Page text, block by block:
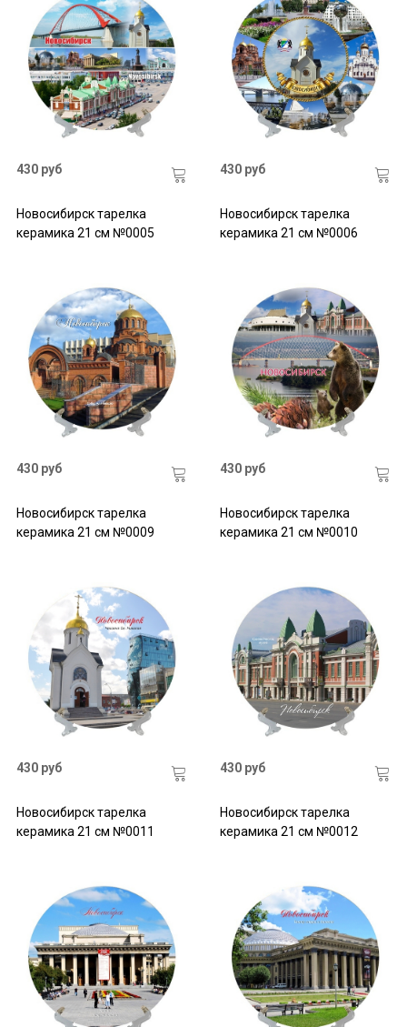
430 руб
Новосибирск тарелка
керамика 21 см №0005
430 руб
Новосибирск тарелка
керамика 21 см №0006
430 руб
Новосибирск тарелка
керамика 21 см №0009
430 руб
Новосибирск тарелка
керамика 21 см №0010
430 руб
Новосибирск тарелка
керамика 21 см №0011
430 руб
Новосибирск тарелка
керамика 21 см №0012